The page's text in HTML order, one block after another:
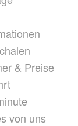
& Preise
von uns